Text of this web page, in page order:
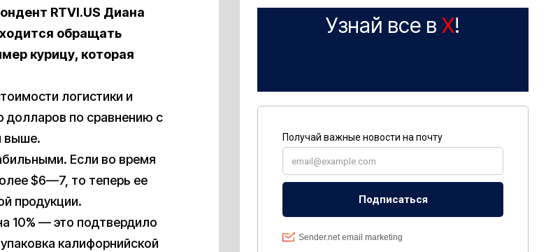
RTVI.US Диана
обращать
курицу, которая
логистики и
долларов по сравнению с
выше.
Если во время
$6—7, то теперь ее
продукции.
10% — это подтвердило
калифорнийской
Узнай все в X!